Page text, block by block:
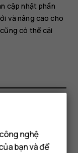
cập nhật phần
và nâng cao cho
có thể cải
không?
nghệ
bạn và để